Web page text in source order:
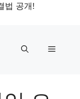
법 공개!
메